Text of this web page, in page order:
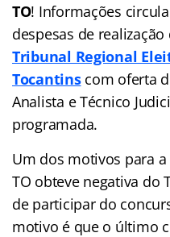
TO! Informações
despesas de
Tribunal Regional
Tocantinscom oferta
Analista e Técnico
programada.
Um dos motivos para a
TO obteve negativa do
de participar do
motivo é que o último